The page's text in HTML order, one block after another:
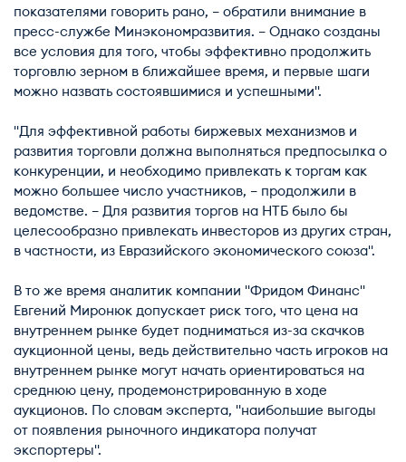
показателями говорить рано, – обратили внимание в
пресс-службе Минэкономразвития. – Однако созданы
все условия для того, чтобы эффективно продолжить
торговлю зерном в ближайшее время, и первые шаги
можно назвать состоявшимися и успешными".
"Для эффективной работы биржевых механизмов и
развития торговли должна выполняться предпосылка о
конкуренции, и необходимо привлекать к торгам как
можно большее число участников, – продолжили в
ведомстве. – Для развития торгов на НТБ было бы
целесообразно привлекать инвесторов из других стран,
в частности, из Евразийского экономического союза".
В то же время аналитик компании "Фридом Финанс"
Евгений Миронюк допускает риск того, что цена на
внутреннем рынке будет подниматься из-за скачков
аукционной цены, ведь действительно часть игроков на
внутреннем рынке могут начать ориентироваться на
среднюю цену, продемонстрированную в ходе
аукционов. По словам эксперта, "наибольшие выгоды
от появления рыночного индикатора получат
экспортеры".